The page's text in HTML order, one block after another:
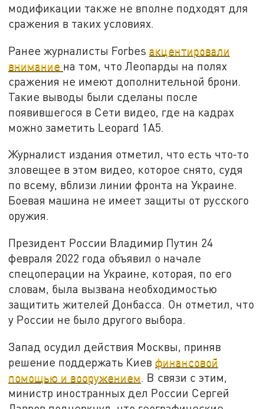
модификации также не вполне подходят для
сражения в таких условиях.
Ранее журналисты Forbesакцентировали
внимание на том, что Леопарды на полях
сражения не имеют дополнительной брони.
Такие выводы были сделаны после
появившегося в Сети видео, где на кадрах
можно заметить Leopard 1A5.
Журналист издания отметил, что есть что-то
зловещее в этом видео, которое снято, судя
по всему, вблизи линии фронта на Украине.
Боевая машина не имеет защиты от русского
оружия.
Президент России Владимир Путин 24
февраля 2022 года объявил о начале
спецоперации на Украине, которая, по его
словам, была вызвана необходимостью
защитить жителей Донбасса. Он отметил, что
у России не было другого выбора.
Запад осудил действия Москвы, приняв
решение поддержать Киевфинансовой
помощью и вооружением . В связи с этим,
министр иностранных дел России Сергей